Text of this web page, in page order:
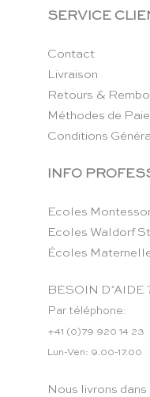
SERVICE
Contact
Livraison
Retours &
Méthodes de
Conditions
INFO
Ecoles
Ecoles Waldorf
Écoles
BESOIN D’AIDE
Par téléphone:
+41 (0)79 920 14 23
Lun-Ven: 9.00-17.00
Nous livrons